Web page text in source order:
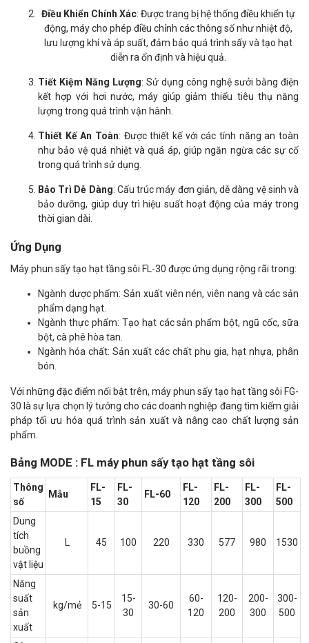
Điều Khiển Chính Xác: Được trang bị hệ thống điều khiển tự
động, máy cho phép điều chỉnh các thông số như nhiệt độ,
lưu lượng khí và áp suất, đảm bảo quá trình sấy và tạo hạt
diễn ra ổn định và hiệu quả.
Tiết Kiệm Năng Lượng: Sử dụng công nghệ sưởi bằng điện
kết hợp với hơi nước, máy giúp giảm thiểu tiêu thụ năng
lượng trong quá trình vận hành.
Thiết Kế An Toàn: Được thiết kế với các tính năng an toàn
như bảo vệ quá nhiệt và quá áp, giúp ngăn ngừa các sự cố
trong quá trình sử dụng.
Bảo Trì Dễ Dàng: Cấu trúc máy đơn giản, dễ dàng vệ sinh và
bảo dưỡng, giúp duy trì hiệu suất hoạt động của máy trong
thời gian dài.
Ứng Dụng
Máy phun sấy tạo hạt tầng sôi FL-30 được ứng dụng rộng rãi trong:
Ngành dược phẩm: Sản xuất viên nén, viên nang và các sản
phẩm dạng hạt.
Ngành thực phẩm: Tạo hạt các sản phẩm bột, ngũ cốc, sữa
bột, cà phê hòa tan.
Ngành hóa chất: Sản xuất các chất phụ gia, hạt nhựa, phân
bón.
Với những đặc điểm nổi bật trên, máy phun sấy tạo hạt tầng sôi FG-
30 là sự lựa chọn lý tưởng cho các doanh nghiệp đang tìm kiếm giải
pháp tối ưu hóa quá trình sản xuất và nâng cao chất lượng sản
phẩm.
Bảng MODE : FL máy phun sấy tạo hạt tầng sôi
Thông
số
Mẫu
FL-
15
FL-
30
FL-60
FL-
120
FL-
200
FL-
300
FL-
500
Dung
tích
buồng
vật liệu
L 45 100 220 330 577 980 1530
Năng
suất
sản
xuất
kg/mẻ 5-15
15-
30
30-60
60-
120
120-
200
200-
300
300-
500